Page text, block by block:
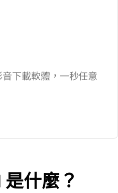
影音下載軟體，一秒 Get YT 任意
什麼？